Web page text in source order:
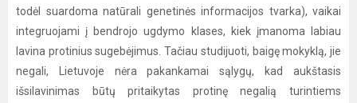
todėl suardoma natūrali genetinės informacijos tvarka), vaikai
integruojami į bendrojo ugdymo klases, kiek įmanoma labiau
lavina protinius sugebėjimus. Tačiau studijuoti, baigę mokyklą, jie
negali, Lietuvoje nėra pakankamai sąlygų, kad aukštasis
išsilavinimas būtų pritaikytas protinę negalią turintiems